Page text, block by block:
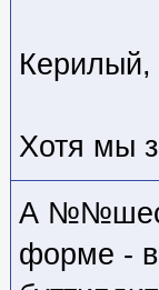
Керилый,
Хотя мы
А
форме -